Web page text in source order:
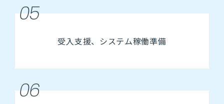
05
受入支援、システム稼働準備
06